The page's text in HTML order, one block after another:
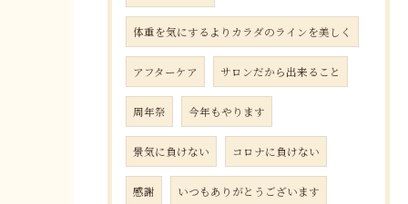
体重を気にするよりカラダのラインを美しく
アフターケア サロンだから出来ること
周年祭 今年もやります
景気に負けない コロナに負けない
感謝 いつもありがとうございます